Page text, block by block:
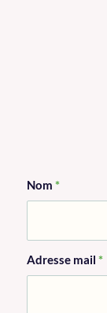
Nom *
Adresse mail *